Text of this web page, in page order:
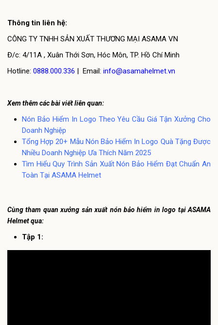
Thông tin liên hệ:
CÔNG TY TNHH SẢN XUẤT THƯƠNG MẠI ASAMA VN
Đ/c: 4/11A , Xuân Thới Sơn, Hóc Môn, TP. Hồ Chí Minh
Hotline: 0888.000.336 | Email: info@asamahelmet.vn
Xem thêm các bài viết liên quan:
Nón Bảo Hiểm In Logo Theo Yêu Cầu Giá Tận Xưởng Cho
Doanh Nghiệp
Tổng Hợp 20+ Mẫu Nón Bảo Hiểm In Logo Quà Tặng Được
Nhiều Doanh Nghiệp Ưa Thích Năm 2025
Tìm Hiểu Quy Trình Sản Xuất Nón Bảo Hiểm Đạt Chuẩn An
Toàn Tại ASAMA Helmet
Cùng tham quan xưởng sản xuất nón bảo hiểm in logo tại ASAMA
Helmet qua:
Tập 1: